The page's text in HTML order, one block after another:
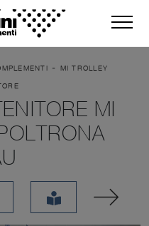
- MI TROLLEY
MI